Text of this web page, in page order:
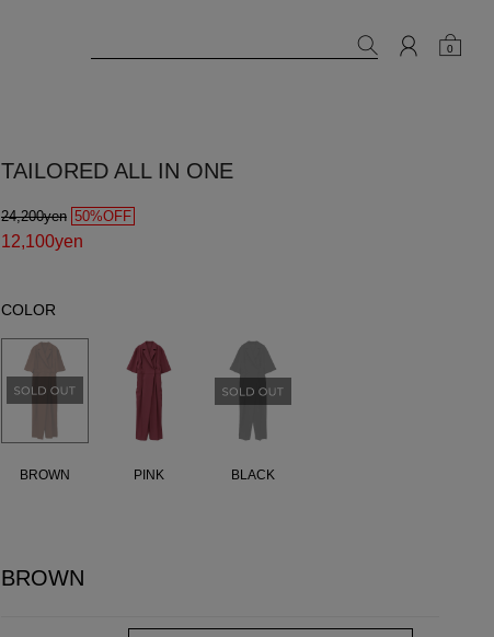
0
TAILORED ALL IN ONE
24,200yen 50%OFF
12,100yen
COLOR
BROWN PINK BLACK
BROWN